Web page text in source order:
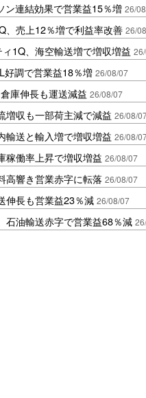
ン連結効果で営業益15％増 26/
、売上12％増で利益率改善 26/
1Q、海空輸送増で増収増益
好調で営業益18％増 26/08/07
庫伸長も運送減益 26/08/07
増収も一部荷主減で減益 26/08/
輸送と輸入増で増収増益 26/08/
稼働率上昇で増収増益 26/08/07
高響き営業赤字に転落 26/08/07
伸長も営業益23％減 26/08/07
石油輸送赤字で営業益68％減